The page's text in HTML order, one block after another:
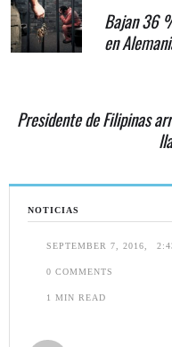
NOTICIAS
SEPTEMBER 7, 2016
0 COMMENTS
1 MIN READ
Bajan 36
en
Presidente de Filipinas